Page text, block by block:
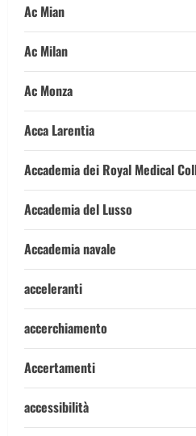
Ac Mian
Ac Milan
Ac Monza
Acca Larentia
Accademia dei Royal Medical
Accademia del Lusso
Accademia navale
acceleranti
accerchiamento
Accertamenti
accessibilità